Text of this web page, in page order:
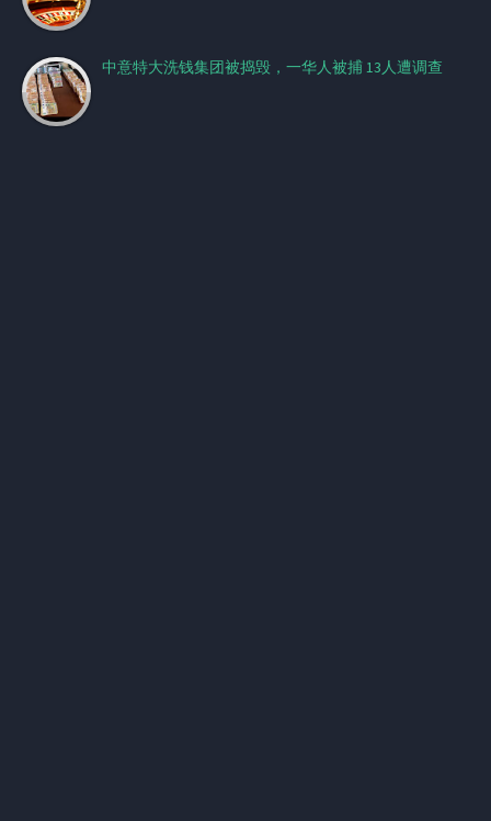
中意特大洗钱集团被捣毁，一华人被捕 13人遭调查